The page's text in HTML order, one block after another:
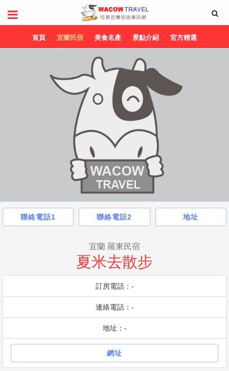
首頁 宜蘭民宿 美食名產 景點介紹 官方精選
聯絡電話1 聯絡電話2 地址
宜蘭 羅東民宿
夏米去散步
訂房電話：-
連絡電話：-
地址：-
網址